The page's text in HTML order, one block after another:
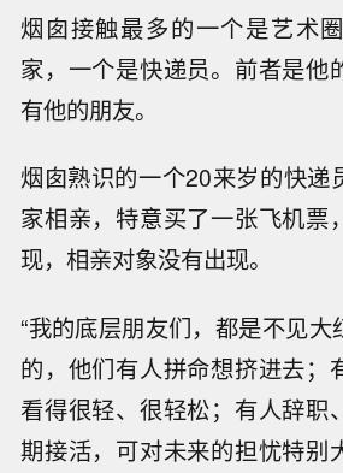
烟囱接触最多的一个是艺术
家，一个是快递员。前者是他
有他的朋友。
烟囱熟识的一个20来岁的快递
家相亲，特意买了一张飞机票
现，相亲对象没有出现。
“我的底层朋友们，都是不见
的，他们有人拼命想挤进去；
看得很轻、很轻松；有人辞职
期接活，可对未来的担忧特别